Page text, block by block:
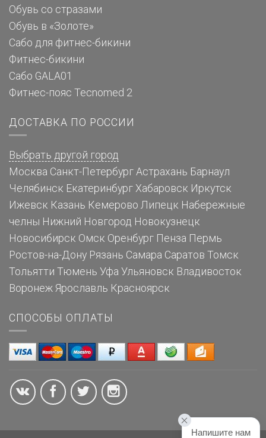
Обувь со стразами
Обувь в «Золоте»
Сабо для фитнес-бикини
Фитнес-бикини
Сабо GALA01
Фитнес-пояс Tecnomed 2
ДОСТАВКА ПО РОССИИ
Выбрать другой город
Москва Санкт-Петербург Астрахань Барнаул
Челябинск Екатеринбург Хабаровск Иркутск
Ижевск Казань Кемерово Липецк Набережные
челны Нижний Новгород Новокузнецк
Новосибирск Омск Оренбург Пенза Пермь
Ростов-на-Дону Рязань Самара Саратов Томск
Тольятти Тюмень Уфа Ульяновск Владивосток
Воронеж Ярославль Красноярск
СПОСОБЫ ОПЛАТЫ
Напишите нам